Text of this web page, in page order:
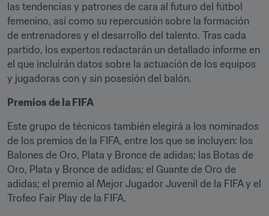
las tendencias y patrones de cara al futuro del fútbol
femenino, así como su repercusión sobre la formación
de entrenadores y el desarrollo del talento. Tras cada
partido, los expertos redactarán un detallado informe en
el que incluirán datos sobre la actuación de los equipos
y jugadoras con y sin posesión del balón.
Premios de la FIFA
Este grupo de técnicos también elegirá a los nominados
de los premios de la FIFA, entre los que se incluyen: los
Balones de Oro, Plata y Bronce de adidas; las Botas de
Oro, Plata y Bronce de adidas; el Guante de Oro de
adidas; el premio al Mejor Jugador Juvenil de la FIFA y el
Trofeo Fair Play de la FIFA.